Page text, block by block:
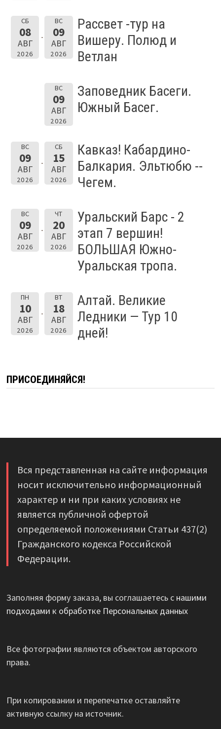
СБ
08
АВГ
2026
ВС
09
АВГ
2026
Рассвет -тур на
Вишеру. Полюд и
Ветлан
ВС
09
АВГ
2026
Заповедник Басеги.
Южный Басег.
ВС
09
АВГ
2026
СБ
15
АВГ
2026
Кавказ! Кабардино-
Балкария. Эльтюбю --
Чегем.
ВС
09
АВГ
2026
ЧТ
20
АВГ
2026
Уральский Барс - 2
этап 7 вершин!
БОЛЬШАЯ Южно-
Уральская тропа.
ПН
10
АВГ
2026
ВТ
18
АВГ
2026
Алтай. Великие
Ледники — Тур 10
дней!
ПРИСОЕДИНЯЙСЯ!
Вся представленная на сайте информация
носит исключительно информационный
характер и ни при каких условиях не
является публичной офертой
определяемой положениями Статьи 437(2)
Гражданского кодекса Российской
Федерации.
Заполняя форму заказа, вы соглашаетесь с нашими
подходами к обработке Персональных данных
Все фотографии являются объектом авторского
права.
При копировании и перепечатке оставляйте
активную ссылку на источник.